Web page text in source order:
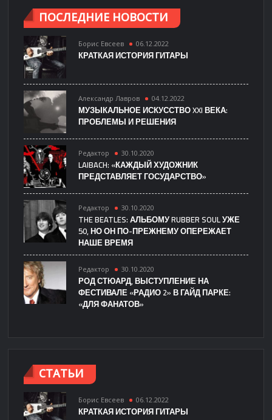
ПОСЛЕДНИЕ НОВОСТИ
Борис Евсеев 06.12.2022
КРАТКАЯ ИСТОРИЯ ГИТАРЫ
Александр Лавров 04.12.2022
МУЗЫКАЛЬНОЕ ИСКУССТВО XXI ВЕКА:
ПРОБЛЕМЫ И РЕШЕНИЯ
Редактор 30.10.2020
LAIBACH: «КАЖДЫЙ ХУДОЖНИК
ПРЕДСТАВЛЯЕТ ГОСУДАРСТВО»
Редактор 30.10.2020
THE BEATLES: АЛЬБОМУ RUBBER SOUL УЖЕ
50, НО ОН ПО-ПРЕЖНЕМУ ОПЕРЕЖАЕТ
НАШЕ ВРЕМЯ
Редактор 30.10.2020
РОД СТЮАРД, ВЫСТУПЛЕНИЕ НА
ФЕСТИВАЛЕ «РАДИО 2» В ГАЙД ПАРКЕ:
«ДЛЯ ФАНАТОВ»
СТАТЬИ
Борис Евсеев 06.12.2022
КРАТКАЯ ИСТОРИЯ ГИТАРЫ